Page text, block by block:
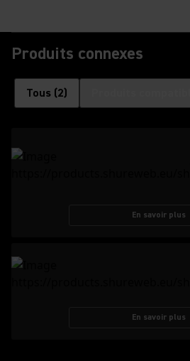
Produits connexes
Tous (2)
En savoir plus
En savoir plus